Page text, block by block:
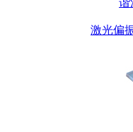
谐
激光偏